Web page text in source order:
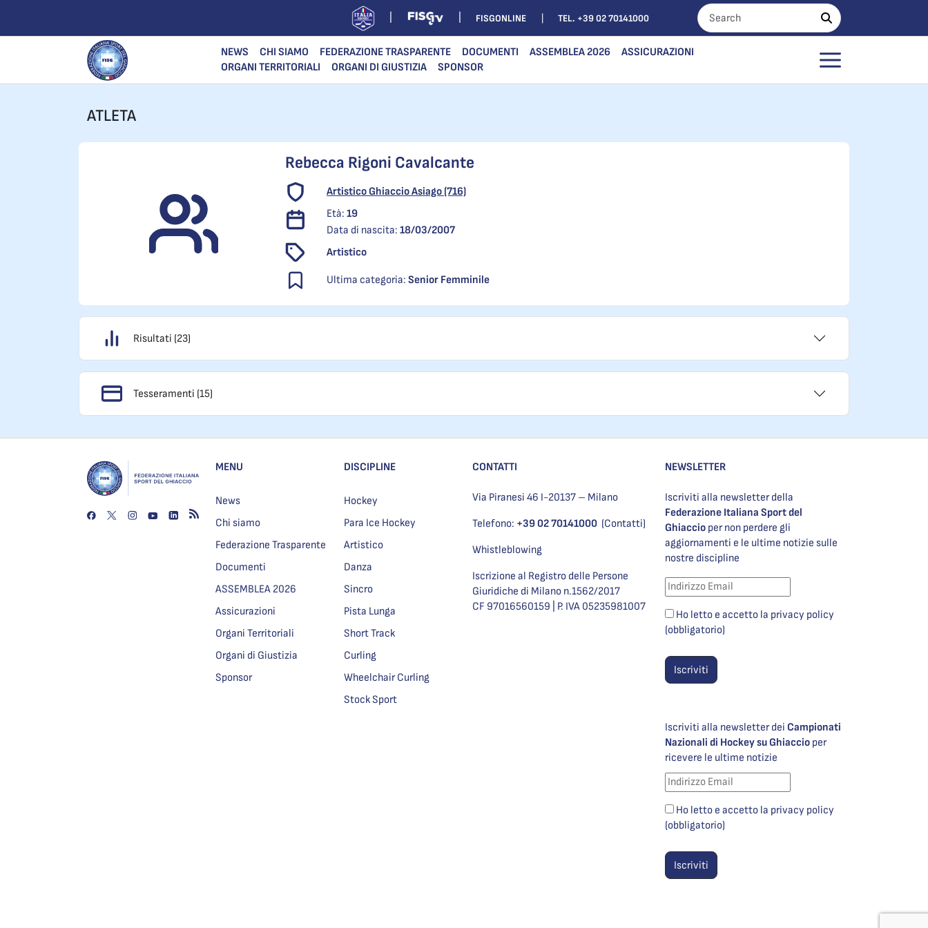
FISGONLINE TEL. +39 02 70141000
NEWS CHI SIAMO FEDERAZIONE TRASPARENTE DOCUMENTI ASSEMBLEA 2026
ASSICURAZIONI
ORGANI TERRITORIALI
ORGANI DI GIUSTIZIA SPONSOR
ATLETA
Rebecca Rigoni Cavalcante
Artistico Ghiaccio Asiago (716)
Età:19
Data di nascita:18/03/2007
Artistico
Ultima categoria:Senior Femminile
Risultati (23)
Tesseramenti (15)
MENU
News
Chi siamo
Federazione Trasparente
Documenti
ASSEMBLEA 2026
Assicurazioni
Organi Territoriali
Organi di Giustizia
Sponsor
DISCIPLINE
Hockey
Para Ice Hockey
Artistico
Danza
Sincro
Pista Lunga
Short Track
Curling
Wheelchair Curling
Stock Sport
CONTATTI
Via Piranesi 46 I-20137 – Milano
Telefono: +39 02 70141000 (Contatti)
Whistleblowing
Iscrizione al Registro delle Persone
Giuridiche di Milano n.1562/2017
CF 97016560159 | P. IVA 05235981007
NEWSLETTER
Iscriviti alla newsletter della
Federazione Italiana Sport del
Ghiaccio per non perdere gli
aggiornamenti e le ultime notizie sulle
nostre discipline
Ho letto e accetto la privacy policy
(obbligatorio)
Iscriviti alla newsletter dei Campionati
Nazionali di Hockey su Ghiaccio per
ricevere le ultime notizie
Ho letto e accetto la privacy policy
(obbligatorio)